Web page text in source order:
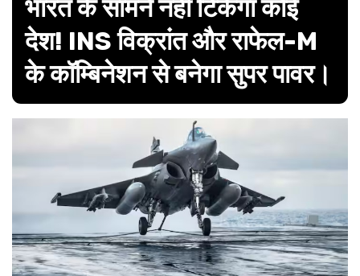
भारत के सामने नहीं टिकेगा कोई
देश! INS विक्रांत और राफेल-M
के कॉम्बिनेशन से बनेगा सुपर पावर।